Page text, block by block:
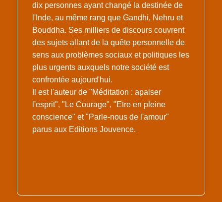
dix personnes ayant changé la destinée de
l'Inde, au même rang que Gandhi, Nehru et
Bouddha. Ses milliers de discours couvrent
des sujets allant de la quête personnelle de
sens aux problèmes sociaux et politiques les
plus urgents auxquels notre société est
confrontée aujourd'hui.
Il est l'auteur de "Méditation : apaiser
l'esprit", "Le Courage", "Etre en pleine
conscience" et "Parle-nous de l'amour"
parus aux Editions Jouvence.